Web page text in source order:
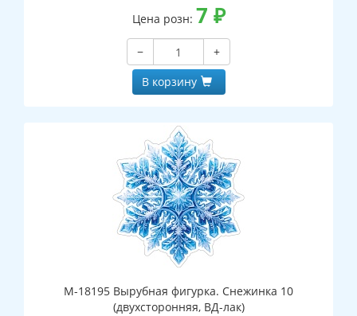
Цена розн: 7 ₽
−
+
В корзину
М-18195 Вырубная фигурка. Снежинка 10
(двухсторонняя, ВД-лак)